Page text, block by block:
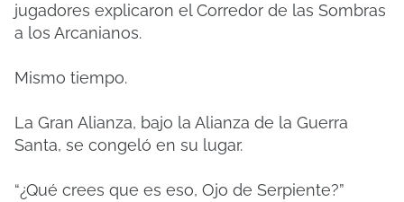
jugadores explicaron el Corredor de las Sombras
a los Arcanianos.
Mismo tiempo.
La Gran Alianza, bajo la Alianza de la Guerra
Santa, se congeló en su lugar.
“¿Qué crees que es eso, Ojo de Serpiente?”